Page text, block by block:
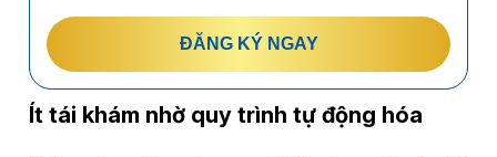
ĐĂNG KÝ NGAY
Ít tái khám nhờ quy trình tự động hóa